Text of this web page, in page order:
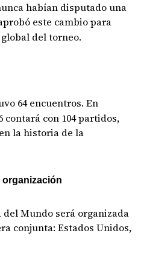
habían disputado una
este cambio para
del torneo.
64 encuentros. En
contará con 104 partidos,
la historia de la
organización
Mundo será organizada
conjunta: Estados Unidos,